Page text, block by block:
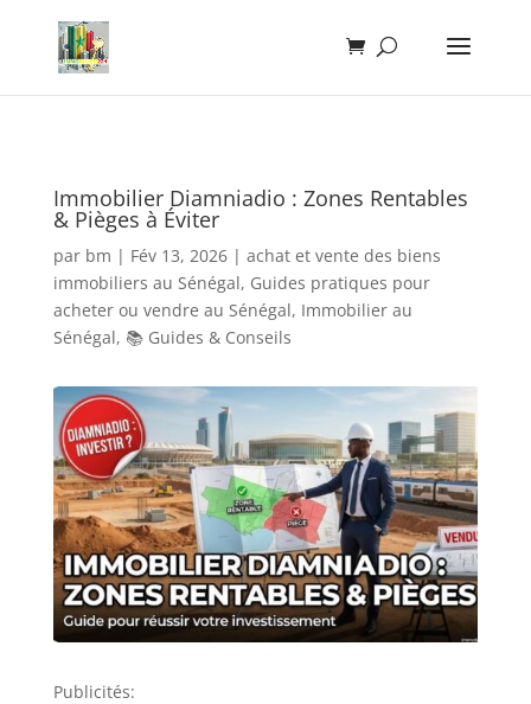
Immobilier Diamniadio : Zones Rentables
& Pièges à Éviter
par bm | Fév 13, 2026| achat et vente des biens
immobiliers au Sénégal, Guides pratiques pour
acheter ou vendre au Sénégal, Immobilier au
Sénégal, 📚 Guides & Conseils
Publicités: